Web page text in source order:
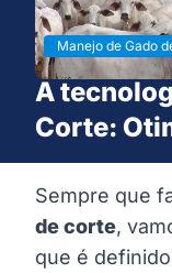
Manejo de Gado
A
Corte:
Sempre que
de corte,
que é